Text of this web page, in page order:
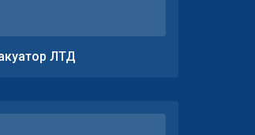
ЛТД